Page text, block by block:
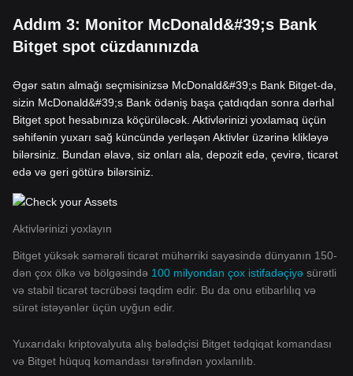
Addım 3: Monitor McDonald&#39;s Bank
Bitget spot cüzdanınızda
Əgər satın almağı seçmisinizsə McDonald&#39;s Bank Bitget-də,
sizin McDonald&#39;s Bank ödəniş başa çatdıqdan sonra dərhal
Bitget spot hesabınıza köçürüləcək. Aktivlərinizi yoxlamaq üçün
səhifənin yuxarı sağ küncündə yerləşən Aktivlər üzərinə klikləyə
bilərsiniz. Bundan əlavə, siz onları ala, depozit edə, çevirə, ticarət
edə və geri götürə bilərsiniz.
Aktivlərinizi yoxlayın
Bitget yüksək səmərəli ticarət mühərriki sayəsində dünyanın 150-
dən çox ölkə və bölgəsində 100 milyondan çox istifadəçiyə sürətli
və stabil ticarət təcrübəsi təqdim edir. Bu da onu etibarlılıq və
sürət istəyənlər üçün uyğun edir.
Yuxarıdakı kriptovalyuta alış bələdçisi Bitget tədqiqat komandası
və Bitget hüquq komandası tərəfindən yoxlanılıb.